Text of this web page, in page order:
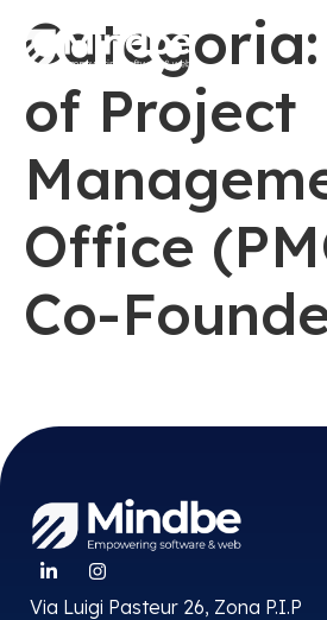
Categoria:
of Project
Office
Co-
Via Luigi Pasteur 26, Zona P.I.P